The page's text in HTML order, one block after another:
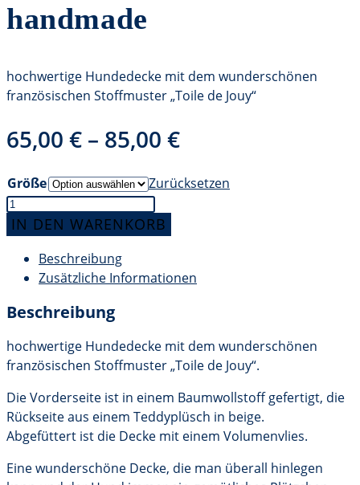
handmade
hochwertige Hundedecke mit dem wunderschönen
französischen Stoffmuster „Toile de Jouy“
65,00 € – 85,00 €
Größe
Zurücksetzen
Hundedecke
"Toile
de
Jouy"
beige
rosa
handmade
Menge
IN DEN WARENKORB
Beschreibung
Zusätzliche Informationen
Beschreibung
hochwertige Hundedecke mit dem wunderschönen
französischen Stoffmuster „Toile de Jouy“.
Die Vorderseite ist in einem Baumwollstoff gefertigt, die
Rückseite aus einem Teddyplüsch in beige.
Abgefüttert ist die Decke mit einem Volumenvlies.
Eine wunderschöne Decke, die man überall hinlegen